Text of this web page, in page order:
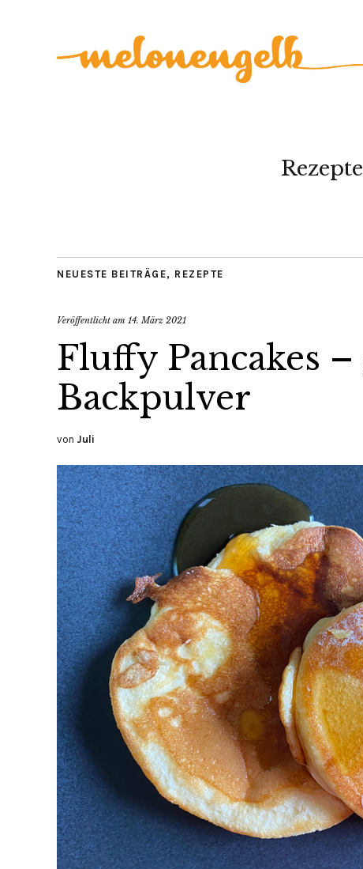
Rezepte
NEUESTE BEITRÄGE, REZEPTE
Veröffentlicht am 14. März 2021
Fluffy Pancakes
Backpulver
von Juli